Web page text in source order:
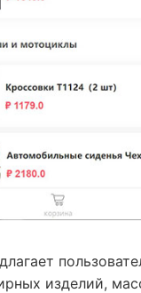
изделий,